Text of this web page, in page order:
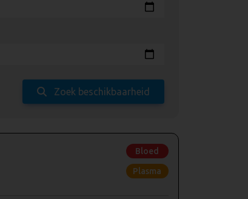
Zoek beschikbaarheid
Bloed
Plasma